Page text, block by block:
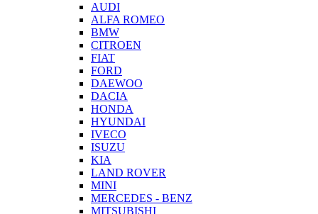
AUDI
ALFA ROMEO
BMW
CITROEN
FIAT
FORD
DAEWOO
DACIA
HONDA
HYUNDAI
IVECO
ISUZU
KIA
LAND ROVER
MINI
MERCEDES - BENZ
MITSUBISHI